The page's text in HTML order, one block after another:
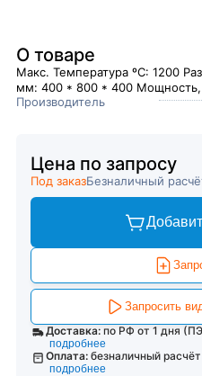
О товаре
Макс. Температура ºC: 1200
мм: 400 * 800 * 400
Производитель
Цена по запросу
Под заказБезналичный
Запросить
Доставка: по РФ от 1 дня
подробнее
Оплата: безналичный
подробнее